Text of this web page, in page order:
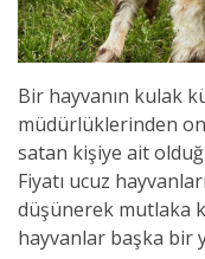
Bir hayvanın kulak
müdürlüklerinden
satan kişiye ait
Fiyatı ucuz
düşünerek mutlaka
hayvanlar başka bir